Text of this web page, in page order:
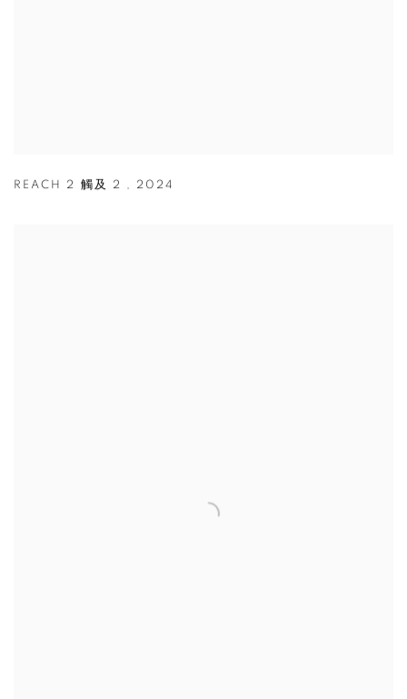
REACH 2 觸及 2 , 2024